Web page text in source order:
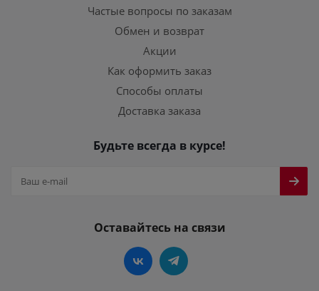
Частые вопросы по заказам
Обмен и возврат
Акции
Как оформить заказ
Способы оплаты
Доставка заказа
Будьте всегда в курсе!
Оставайтесь на связи